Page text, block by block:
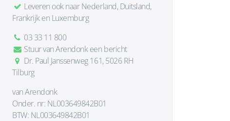
Leveren ook naar Nederland, Duitsland,
Frankrijk en Luxemburg
03 33 11 800
Stuur van Arendonk een bericht
Dr. Paul Janssenweg 161, 5026 RH
Tilburg
van Arendonk
Onder. nr: NL003649842B01
BTW: NL003649842B01